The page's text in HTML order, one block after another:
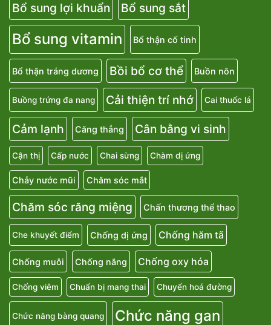
Bổ sung lợi khuẩn Bổ sung sắt
Bổ sung vitamin Bổ thận cố tinh
Bổ thận tráng dương Bồi bổ cơ thể Buồn nôn
Buồng trứng đa nang Cải thiện trí nhớ Cai thuốc lá
Cảm lạnh Căng thẳng Cân bằng vi sinh
Cận thị Cấp nước Chai sừng Chàm dị ứng
Chảy nước mũi Chăm sóc mắt
Chăm sóc răng miệng Chấn thương thể thao
Che khuyết điểm Chống dị ứng Chống hăm tã
Chống muỗi Chống nắng Chống oxy hóa
Chống viêm Chuẩn bị mang thai Chuyển hoá đường
Chức năng bàng quang Chức năng gan